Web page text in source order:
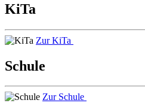
KiTa
Zur KiTa
Schule
Zur Schule